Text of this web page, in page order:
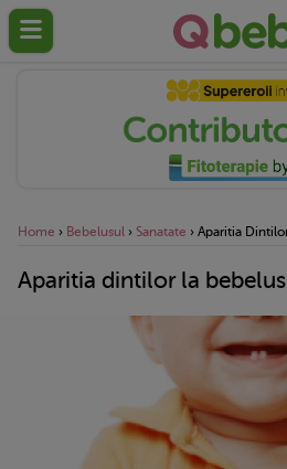
Home › Bebelusul › Sanatate › Aparitia
Aparitia dintilor la